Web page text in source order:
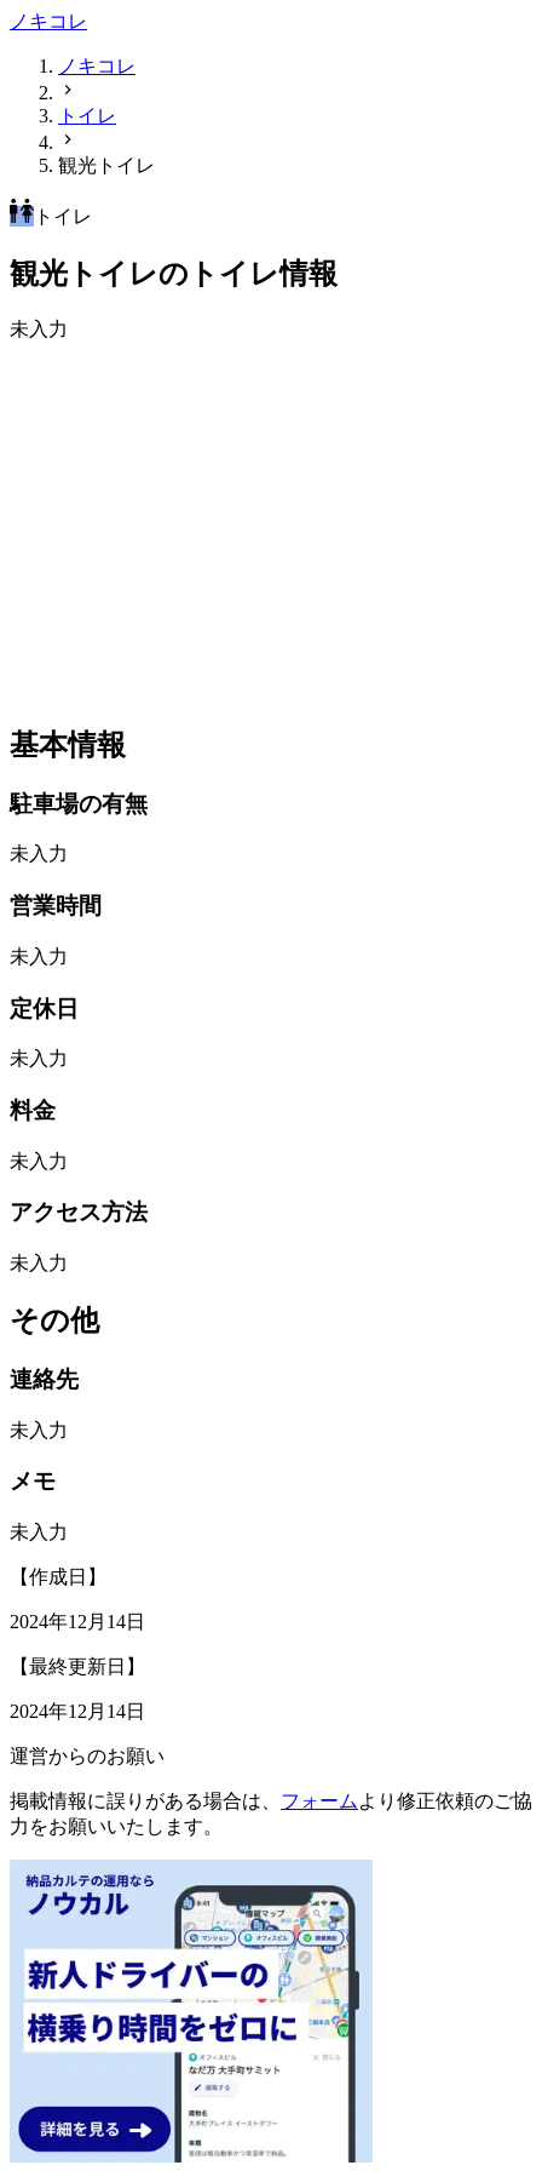
ノキコレ
ノキコレ
トイレ
観光トイレ
トイレ
観光トイレのトイレ情報
未入力
基本情報
駐車場の有無
未入力
営業時間
未入力
定休日
未入力
料金
未入力
アクセス方法
未入力
その他
連絡先
未入力
メモ
未入力
【作成日】
2024年12月14日
【最終更新日】
2024年12月14日
運営からのお願い
掲載情報に誤りがある場合は、 フォーム より修正依頼のご協
力をお願いいたします。